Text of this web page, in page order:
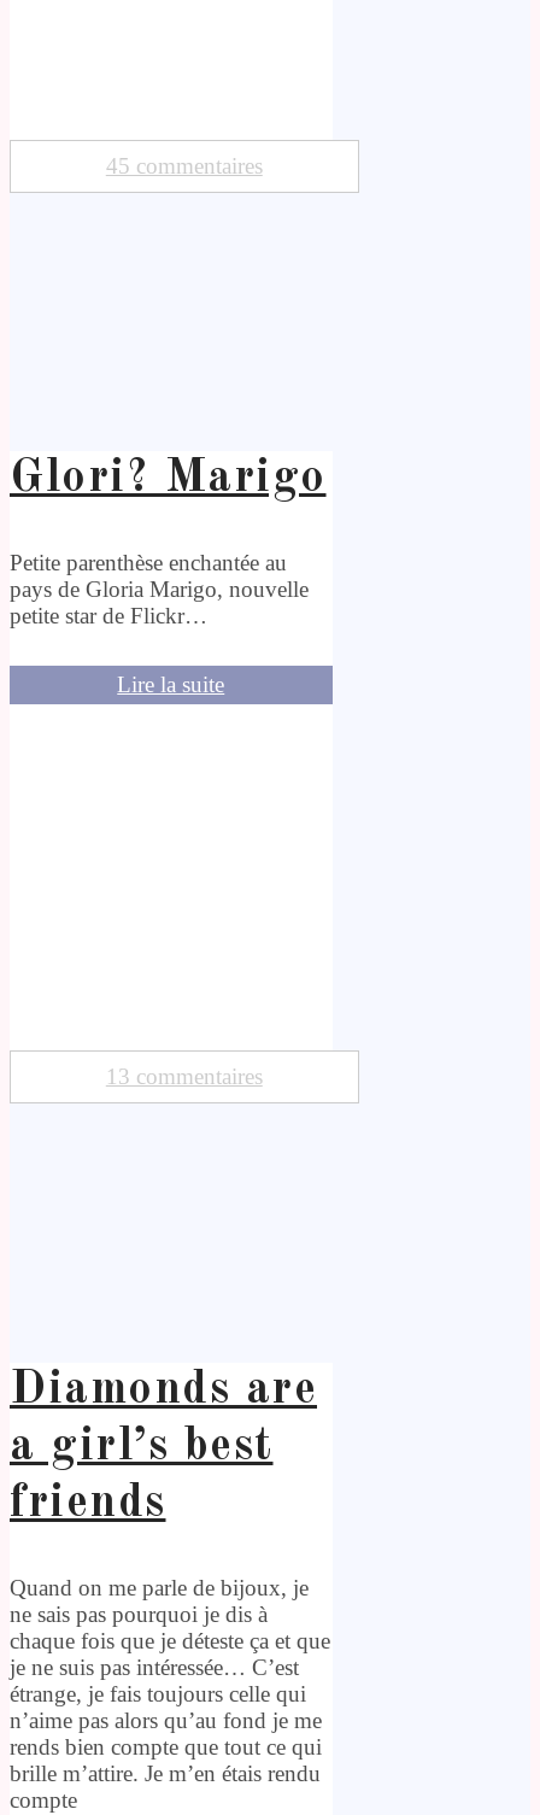
45 commentaires
Glori? Marigo
Petite parenthèse enchantée au
pays de Gloria Marigo, nouvelle
petite star de Flickr…
Lire la suite
13 commentaires
Diamonds are
a girl’s best
friends
Quand on me parle de bijoux, je
ne sais pas pourquoi je dis à
chaque fois que je déteste ça et que
je ne suis pas intéressée… C’est
étrange, je fais toujours celle qui
n’aime pas alors qu’au fond je me
rends bien compte que tout ce qui
brille m’attire. Je m’en étais rendu
compte